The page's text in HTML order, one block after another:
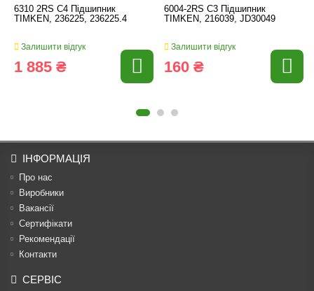
6310 2RS C4 Підшипник
TIMKEN, 236225, 236225.4
Залишити відгук
1 885 ₴
6004-2RS C3 Підшипник
TIMKEN, 216039, JD30049
Залишити відгук
160 ₴
ІНФОРМАЦІЯ
Про нас
Виробники
Вакансії
Сертифікати
Рекомендації
Контакти
СЕРВІС